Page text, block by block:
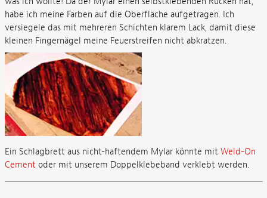
habe ich meine Farben auf die Oberfläche aufgetragen. Ich
versiegele das mit mehreren Schichten klarem Lack, damit diese
kleinen Fingernägel meine Feuerstreifen nicht abkratzen.
Ein Schlagbrett aus nicht-haftendem Mylar könnte mit Weld-On
Cement oder mit unserem Doppelklebeband verklebt werden.